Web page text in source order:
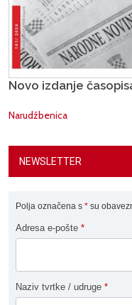
Novo izdanje
Narudžbenica
NEWSLETTER
Polja označena s * su
Adresa e-pošte *
Naziv tvrtke / udruge *